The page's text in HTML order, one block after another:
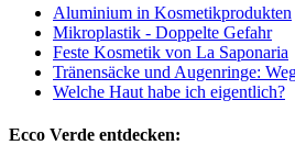
Aluminium in Kosmetikprodukten
Mikroplastik - Doppelte Gefahr
Feste Kosmetik von La Saponaria
Tränensäcke und Augenringe:
Welche Haut habe ich eigentlich?
Ecco Verde entdecken: